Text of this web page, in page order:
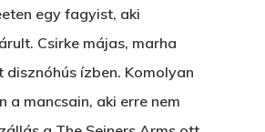
egy fagyist, aki
Csirke májas, marha
disznóhús ízben. Komolyan
a mancsain, aki erre nem